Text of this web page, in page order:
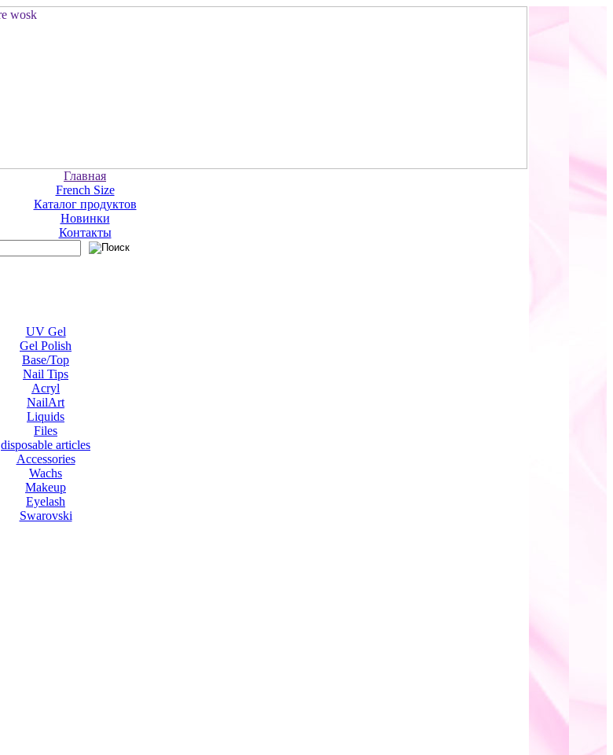
Главная
French Size
Каталог продуктов
Новинки
Контакты
UV Gel
Gel Polish
Base/Top
Nail Tips
Acryl
NailArt
Liquids
Files
disposable articles
Accessories
Wachs
Makeup
Eyelash
Swarovski